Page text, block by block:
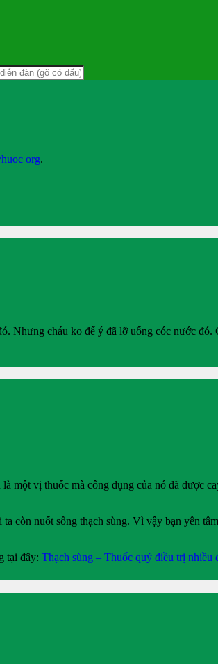
org.
Nhưng cháu ko để ý đã lỡ uống cóc nước
một vị thuốc mà công dụng của nó đã được
còn nuốt sống thạch sùng. Vì vậy bạn yên
tại đây: Thạch sùng – Thuốc quý điều trị nhiều